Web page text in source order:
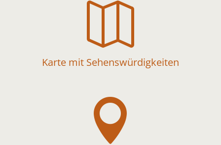

Karte mit Sehenswürdigkeiten
